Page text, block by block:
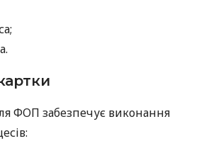
ФОП забезпечує виконання